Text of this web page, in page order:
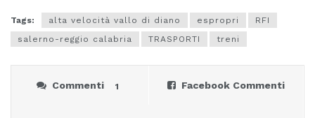
Tags: alta velocità vallo di diano espropri
RFI
salerno-reggio calabria
TRASPORTI treni
Commenti 1 Facebook Commenti